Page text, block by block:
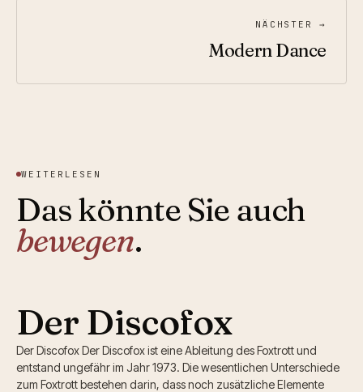
NÄCHSTER →
Modern Dance
WEITERLESEN
Das könnte Sie auch
bewegen.
Der Discofox
Der Discofox Der Discofox ist eine Ableitung des Foxtrott und
entstand ungefähr im Jahr 1973. Die wesentlichen Unterschiede
zum Foxtrott bestehen darin, dass noch zusätzliche Elemente